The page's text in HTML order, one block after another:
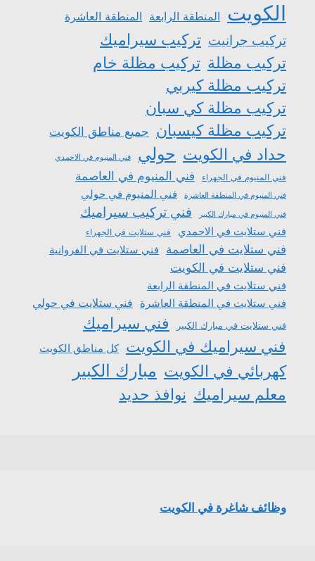
الكويت المنطقة الرابعة المنطقة العاشرة
تركيب جرانيت تركيب سيراميك
تركيب مظلة تركيب مظلة خام
تركيب مظلة كيربي
تركيب مظلة كي سبان
تركيب مظلة كيسبان جميع مناطق الكويت
حداد في الكويت حولي فني المنيوم في الاحمدي
فني المنيوم في الجهراء فني المنيوم في العاصمة
فني المنيوم في المنطقة العاشرة فني المنيوم في حولي
فني المنيوم في مبارك الكبير فني تركيب سيراميك
فني ستلايت في الاحمدي فني ستلايت في الجهراء
فني ستلايت في العاصمة فني ستلايت في الفروانية
فني ستلايت في الكويت
فني ستلايت في المنطقة الرابعة
فني ستلايت في المنطقة العاشرة فني ستلايت في حولي
فني ستلايت في مبارك الكبير
فني سيراميك
فني سيراميك في الكويت
كل مناطق الكويت
كهربائي في الكويت مبارك الكبير
معلم سيراميك نوافذ حديد
وظائف شاغرة في الكويت